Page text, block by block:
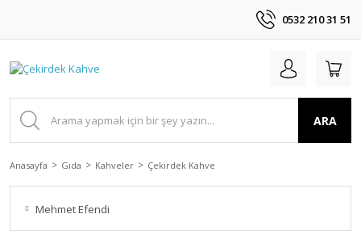
0532 210 31 51
ARA
Anasayfa Gıda Kahveler Çekirdek Kahve
Mehmet Efendi